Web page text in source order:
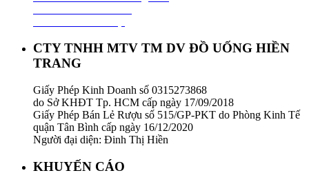
CTY TNHH MTV TM DV ĐỒ UỐNG HIỀN
TRANG
Giấy Phép Kinh Doanh số 0315273868
do Sở KHĐT Tp. HCM cấp ngày 17/09/2018
Giấy Phép Bán Lẻ Rượu số 515/GP-PKT do Phòng Kinh Tế
quận Tân Bình cấp ngày 16/12/2020
Người đại diện: Đinh Thị Hiền
KHUYẾN CÁO